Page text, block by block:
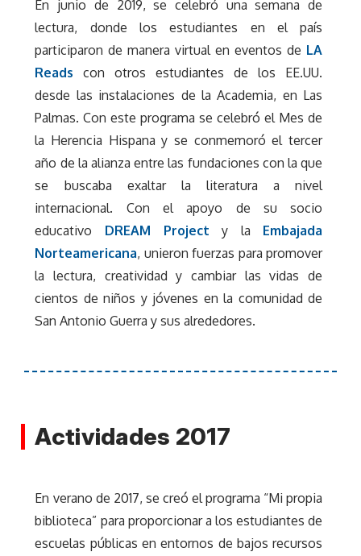
En junio de 2019, se celebró una semana de
lectura, donde los estudiantes en el país
participaron de manera virtual en eventos de LA
Reads con otros estudiantes de los EE.UU.
desde las instalaciones de la Academia, en Las
Palmas. Con este programa se celebró el Mes de
la Herencia Hispana y se conmemoró el tercer
año de la alianza entre las fundaciones con la que
se buscaba exaltar la literatura a nivel
internacional. Con el apoyo de su socio
educativo DREAM Project y la Embajada
Norteamericana, unieron fuerzas para promover
la lectura, creatividad y cambiar las vidas de
cientos de niños y jóvenes en la comunidad de
San Antonio Guerra y sus alrededores.
Actividades 2017
En verano de 2017, se creó el programa “Mi propia
biblioteca” para proporcionar a los estudiantes de
escuelas públicas en entornos de bajos recursos